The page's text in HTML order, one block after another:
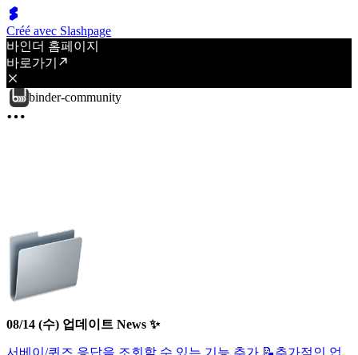
Créé avec Slashpage
바인더 홈페이지
바로가기
binder-community
08/14 (수) 업데이트 News ✨
서베이/퀴즈 응답을 조회할 수 있는 기능 추가 📝추가적인 업